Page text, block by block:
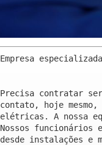
Empresa
Precisa contratar
contato, hoje mesmo,
elétricas. A nossa
Nossos
desde instalações e